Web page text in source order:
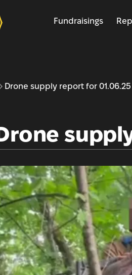
Fundraisings
Drone supply report for 01.06.25